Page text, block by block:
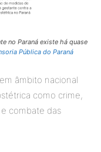
no Paraná existe há quase
Pública do Paraná
âmbito nacional
como crime,
combate das